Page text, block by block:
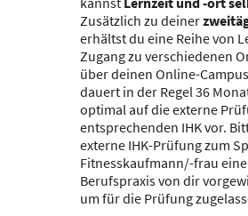
Zusätzlich zu deiner
erhältst du eine Reihe von
Zugang zu verschiedenen
über deinen Online-
dauert in der Regel 36
optimal auf die externe
entsprechenden IHK vor.
externe IHK-Prüfung zum
Fitnesskaufmann/-frau
Berufspraxis von dir
um für die Prüfung